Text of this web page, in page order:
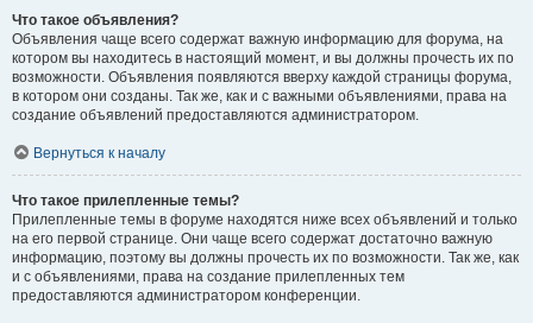
Что такое объявления?
Объявления чаще всего содержат важную информацию для форума, на
котором вы находитесь в настоящий момент, и вы должны прочесть их по
возможности. Объявления появляются вверху каждой страницы форума,
в котором они созданы. Так же, как и с важными объявлениями, права на
создание объявлений предоставляются администратором.
Вернуться к началу
Что такое прилепленные темы?
Прилепленные темы в форуме находятся ниже всех объявлений и только
на его первой странице. Они чаще всего содержат достаточно важную
информацию, поэтому вы должны прочесть их по возможности. Так же, как
и с объявлениями, права на создание прилепленных тем
предоставляются администратором конференции.